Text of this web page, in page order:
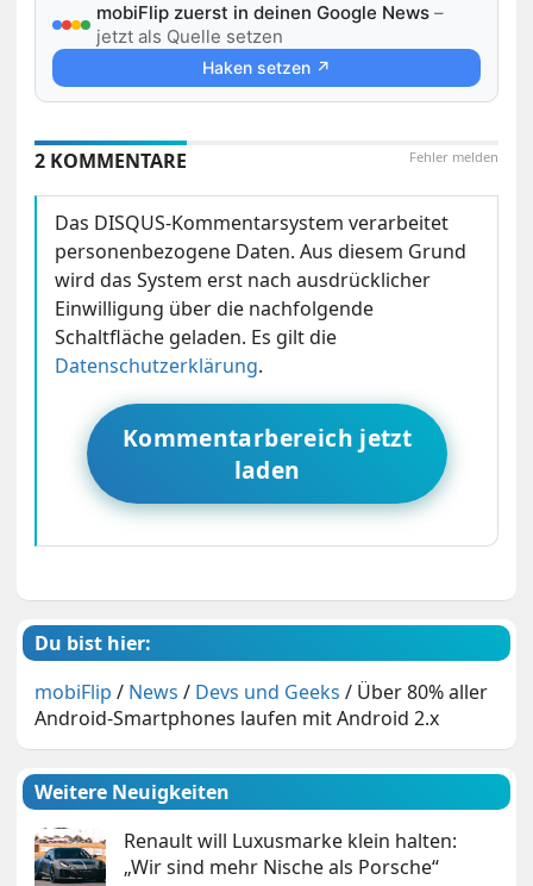
mobiFlip zuerst in deinen Google News –
jetzt als Quelle setzen
Haken setzen ↗
Fehler melden
2 KOMMENTARE
Das DISQUS-Kommentarsystem verarbeitet
personenbezogene Daten. Aus diesem Grund
wird das System erst nach ausdrücklicher
Einwilligung über die nachfolgende
Schaltfläche geladen. Es gilt die
Datenschutzerklärung.
Kommentarbereich jetzt
laden
Du bist hier:
mobiFlip / News / Devs und Geeks / Über 80% aller
Android-Smartphones laufen mit Android 2.x
Weitere Neuigkeiten
Renault will Luxusmarke klein halten:
„Wir sind mehr Nische als Porsche“